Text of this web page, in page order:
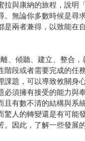
拉與康納的旅程，說明
。無論你多數時候是尋
是兩者兼得，以致能在
、傾聽、建立、整合，
階段或者需要完成的任
課題，可以導致攸關身
必須擁有接受的能力與
且有數不清的結構與系
驚人的轉變還是有可能
。因此，了解一些發展